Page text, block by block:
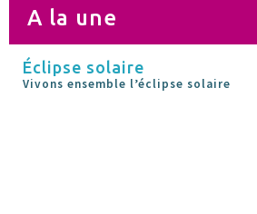
A la une
Éclipse solaire
Vivons ensemble l’éclipse solaire